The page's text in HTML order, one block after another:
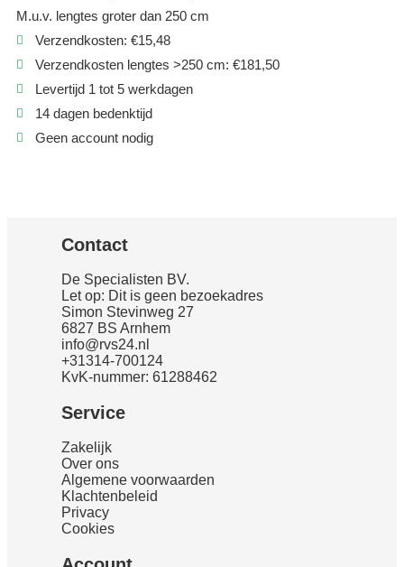
M.u.v. lengtes groter dan 250 cm
Verzendkosten: €15,48
Verzendkosten lengtes >250 cm: €181,50
Levertijd 1 tot 5 werkdagen
14 dagen bedenktijd
Geen account nodig
Contact
De Specialisten BV.
Let op: Dit is geen bezoekadres
Simon Stevinweg 27
6827 BS Arnhem
info@rvs24.nl
+31314-700124
KvK-nummer: 61288462
Service
Zakelijk
Over ons
Algemene voorwaarden
Klachtenbeleid
Privacy
Cookies